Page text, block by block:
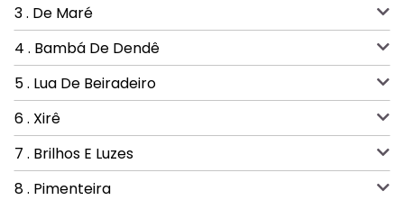
3 . De Maré
4 . Bambá De Dendê
5 . Lua De Beiradeiro
6 . Xirê
7 . Brilhos E Luzes
8 . Pimenteira